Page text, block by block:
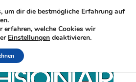
um dir die bestmögliche Erfahrung auf
erfahren, welche Cookies wir
Einstellungen deaktivieren.